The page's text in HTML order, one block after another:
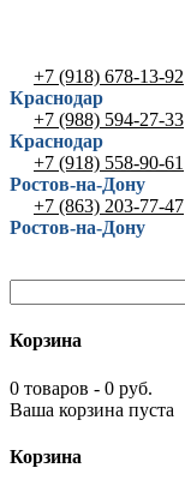
+7 (918) 678-13-92
Краснодар
+7 (988) 594-27-33
Краснодар
+7 (918) 558-90-61
Ростов-на-Дону
+7 (863) 203-77-47
Ростов-на-Дону
Корзина
0 товаров - 0 руб.
Ваша корзина пуста
Корзина